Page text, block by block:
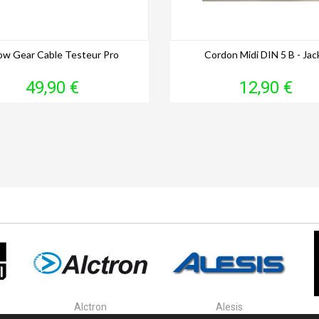
Gear Cable Testeur Pro
Prix
49,90 €
Cordon Midi DIN 5 B -
Prix
12,90 €
Alctron Alesis